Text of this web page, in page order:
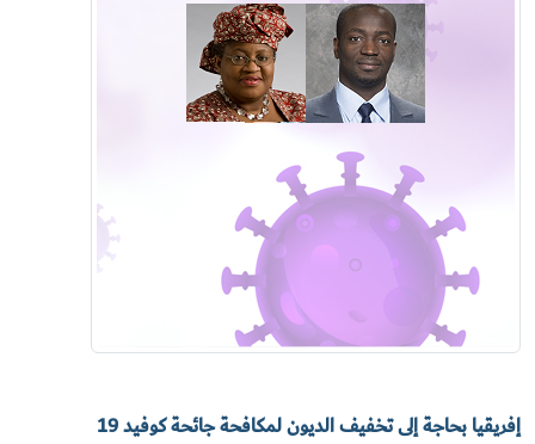
إفريقيا بحاجة إلى تخفيف الديون لمكافحة جائحة كوفيد 19